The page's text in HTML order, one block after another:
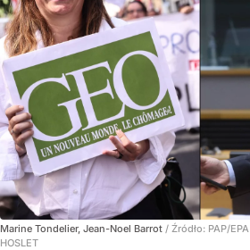
Marine Tondelier, Jean-Noel Barrot / Źródło: PAP/EPA
HOSLET